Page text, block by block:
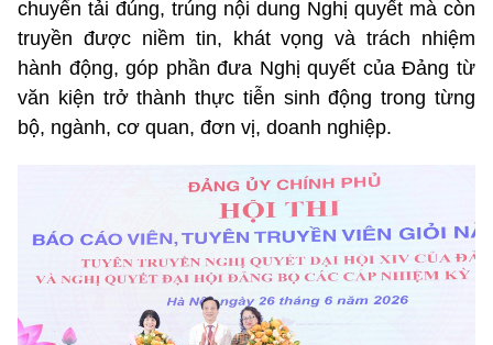
chuyển tải đúng, trúng nội dung Nghị quyết mà còn
truyền được niềm tin, khát vọng và trách nhiệm
hành động, góp phần đưa Nghị quyết của Đảng từ
văn kiện trở thành thực tiễn sinh động trong từng
bộ, ngành, cơ quan, đơn vị, doanh nghiệp.